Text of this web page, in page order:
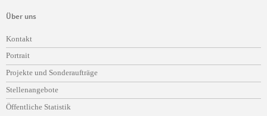
Über uns
Navigation
überspringen
Kontakt
Portrait
Projekte und Sonderaufträge
Stellenangebote
Öffentliche Statistik